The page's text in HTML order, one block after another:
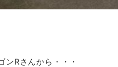
ンRさんから・・・